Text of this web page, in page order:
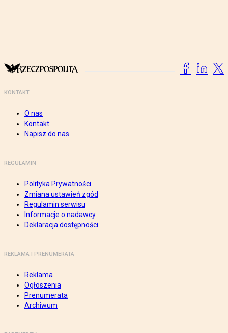
KONTAKT
O nas
Kontakt
Napisz do nas
REGULAMIN
Polityka Prywatności
Zmiana ustawień zgód
Regulamin serwisu
Informacje o nadawcy
Deklaracja dostępności
REKLAMA I PRENUMERATA
Reklama
Ogłoszenia
Prenumerata
Archiwum